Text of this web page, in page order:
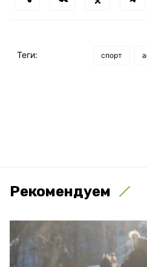
Теги: спорт
Рекомендуем